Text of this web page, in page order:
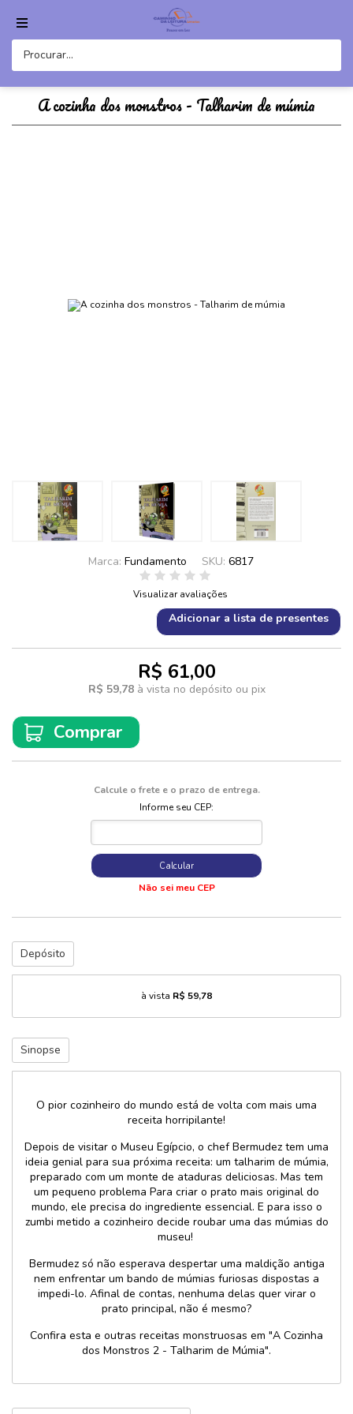
A cozinha dos monstros - Talharim de múmia
Marca: Fundamento SKU: 6817
Visualizar avaliações
Adicionar a lista de presentes
R$ 61,00
R$ 59,78à vista no depósito ou pix
Comprar
Calcule o frete e o prazo de entrega.
Informe seu CEP:
Calcular
Não sei meu CEP
Depósito
à vista R$ 59,78
Sinopse
O pior cozinheiro do mundo está de volta com mais uma
receita horripilante!
Depois de visitar o Museu Egípcio, o chef Bermudez tem uma
ideia genial para sua próxima receita: um talharim de múmia,
preparado com um monte de ataduras deliciosas. Mas tem
um pequeno problema Para criar o prato mais original do
mundo, ele precisa do ingrediente essencial. E para isso o
zumbi metido a cozinheiro decide roubar uma das múmias do
museu!
Bermudez só não esperava despertar uma maldição antiga
nem enfrentar um bando de múmias furiosas dispostas a
impedi-lo. Afinal de contas, nenhuma delas quer virar o
prato principal, não é mesmo?
Confira esta e outras receitas monstruosas em "A Cozinha
dos Monstros 2 - Talharim de Múmia".